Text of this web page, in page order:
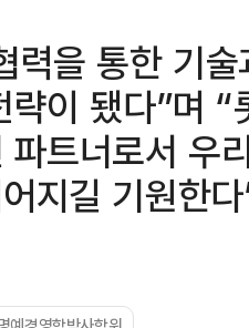
력을 통한 기
이 됐다”며
트너로서 우
지길 기원한